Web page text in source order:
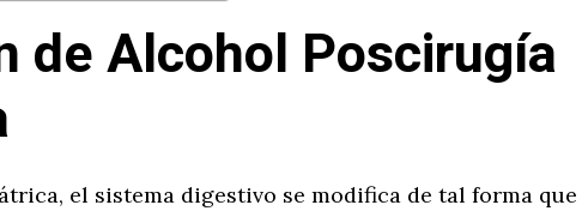
de Alcohol Poscirugía
el sistema digestivo se modifica de tal forma que